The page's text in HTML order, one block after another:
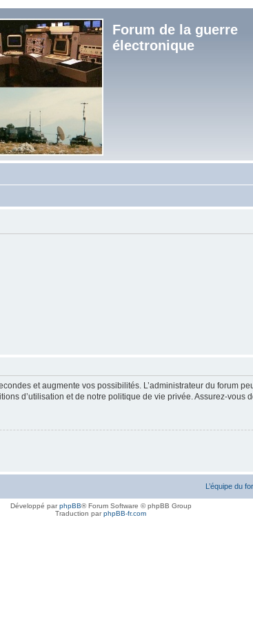
Forum de la guerre
électronique
et augmente vos possibilités. L’administrateur du forum
d’utilisation et de notre politique de vie privée. Assurez-vous
L’équipe du
Développé parphpBB® Forum Software © phpBB Group
Traduction parphpBB-fr.com